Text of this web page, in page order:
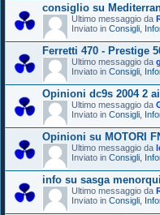
consiglio su
Ultimo messaggio da
Inviato in Consigli,
Ferretti 470 - Prestige
Ultimo messaggio da
Inviato in Consigli,
Opinioni dc9s 2004 2
Ultimo messaggio da
Inviato in Consigli,
Opinioni su MOTORI
Ultimo messaggio da
Inviato in Consigli,
info su sasga
Ultimo messaggio da
Inviato in Consigli,